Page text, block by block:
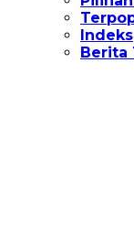
Indeks
Berita